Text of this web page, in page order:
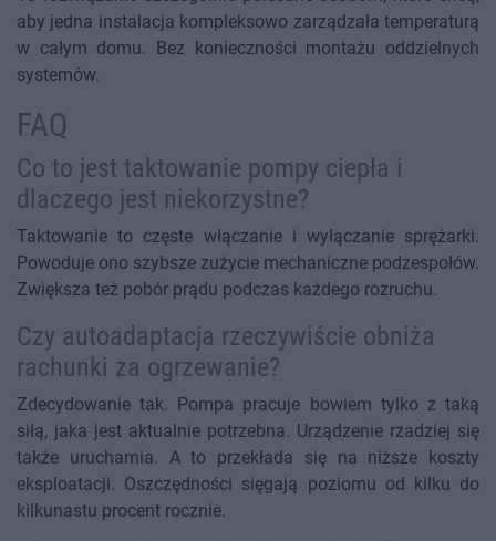
aby jedna instalacja kompleksowo zarządzała temperaturą
w całym domu. Bez konieczności montażu oddzielnych
systemów.
FAQ
Co to jest taktowanie pompy ciepła i
dlaczego jest niekorzystne?
Taktowanie to częste włączanie i wyłączanie sprężarki.
Powoduje ono szybsze zużycie mechaniczne podzespołów.
Zwiększa też pobór prądu podczas każdego rozruchu.
Czy autoadaptacja rzeczywiście obniża
rachunki za ogrzewanie?
Zdecydowanie tak. Pompa pracuje bowiem tylko z taką
siłą, jaka jest aktualnie potrzebna. Urządzenie rzadziej się
także uruchamia. A to przekłada się na niższe koszty
eksploatacji. Oszczędności sięgają poziomu od kilku do
kilkunastu procent rocznie.